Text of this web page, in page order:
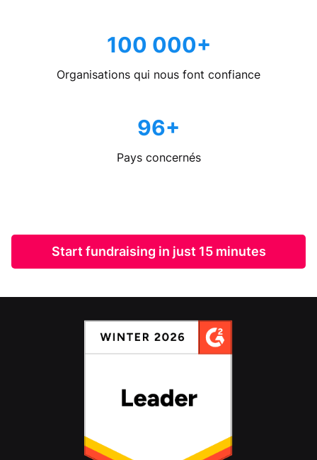
100 000+
Organisations qui nous font confiance
96+
Pays concernés
Start fundraising in just 15 minutes